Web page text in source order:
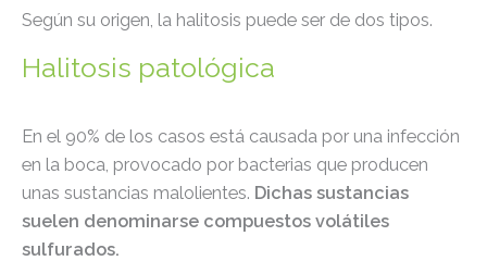
Según su origen, la halitosis puede ser de dos tipos.
Halitosis patológica
En el 90% de los casos está causada por una infección
en la boca, provocado por bacterias que producen
unas sustancias malolientes. Dichas sustancias
suelen denominarse compuestos volátiles
sulfurados.